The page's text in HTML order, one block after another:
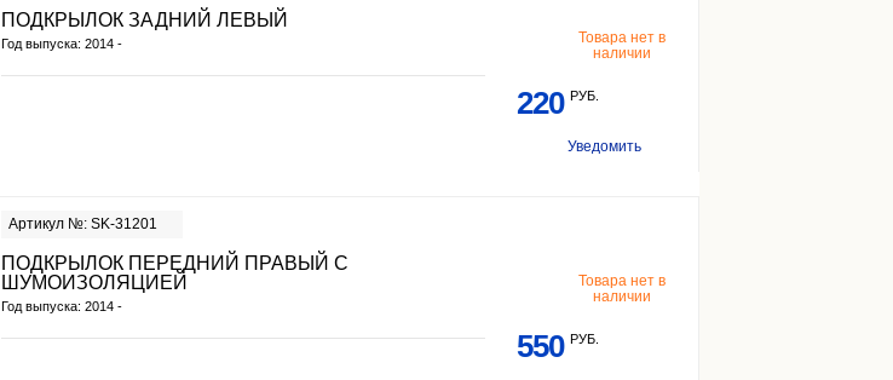
ПОДКРЫЛОК ЗАДНИЙ ЛЕВЫЙ
Год выпуска: 2014 -
Товара нет в
наличии
220 РУБ.
Уведомить
Артикул №: SK-31201
ПОДКРЫЛОК ПЕРЕДНИЙ ПРАВЫЙ С
ШУМОИЗОЛЯЦИЕЙ
Год выпуска: 2014 -
Товара нет в
наличии
550 РУБ.